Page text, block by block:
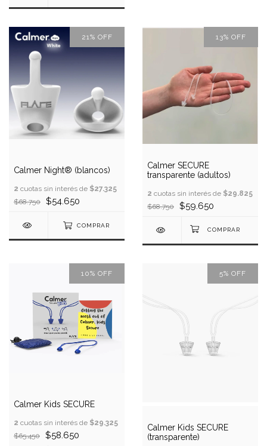
21% OFF
Calmer Night® (blancos)
2 cuotas sin interés de $27.325
$68.750
$54.650
COMPRAR
13% OFF
Calmer SECURE
transparente (adultos)
2 cuotas sin interés de $29.825
$68.750
$59.650
10% OFF
Calmer Kids SECURE
2 cuotas sin interés de $29.325
$65.450
$58.650
5% OFF
Calmer Kids SECURE
(transparente)